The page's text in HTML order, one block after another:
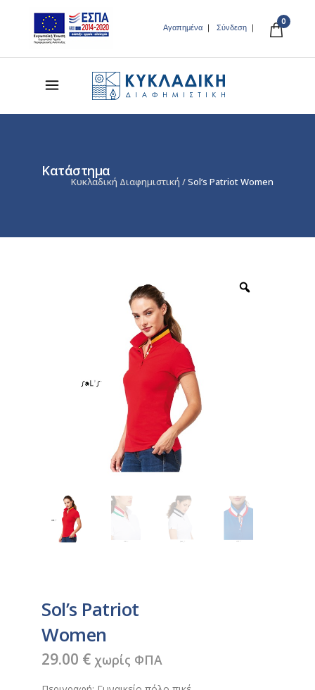
Αγαπημένα Σύνδεση
0
Κατάστημα
Κυκλαδική Διαφημιστική /Sol’s Patriot Women
Sol’s Patriot
Women
29.00 € χωρίς ΦΠΑ